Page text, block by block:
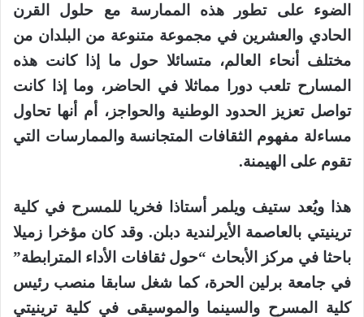
الضوء على تطور هذه الممارسة مع حلول القرن
الحادي والعشرين في مجموعة متنوعة من البلدان من
مختلف أنحاء العالم، متسائلا حول ما إذا كانت هذه
المسارح تلعب دورا مماثلا في الحاضر، وما إذا كانت
تواصل تعزيز الحدود الوطنية والحواجز، أم أنها تحاول
مساءلة مفهوم الثقافات المتجانسة والممارسات التي
تقوم على الهيمنة.
هذا ويُعد ستيف ويلمر أستاذا فخريا للمسرح في كلية
ترينيتي بالعاصمة الأيرلندية دبلن. وقد كان مؤخرا زميلا
باحثا في مركز الأبحاث “حول ثقافات الأداء المترابطة”
في جامعة برلين الحرة، كما شغل سابقا منصب رئيس
كلية المسرح والسينما والموسيقى في كلية ترينيتي